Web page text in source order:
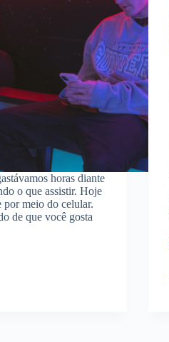
horas diante
o que assistir. Hoje
meio do celular.
de que você gosta